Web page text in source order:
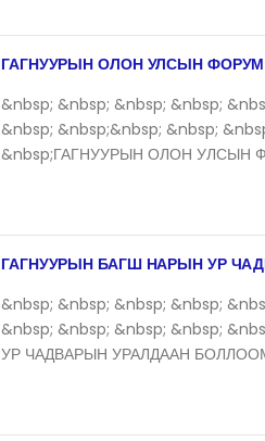
ГАГНУУРЫН ОЛОН УЛСЫН
&nbsp; &nbsp; &nbsp; &nbsp;
&nbsp; &nbsp;&nbsp; &nbsp;
&nbsp;ГАГНУУРЫН ОЛОН УЛСЫН
ГАГНУУРЫН БАГШ НАРЫН УР
&nbsp; &nbsp; &nbsp; &nbsp;
&nbsp; &nbsp; &nbsp; &nbsp;
УР ЧАДВАРЫН УРАЛДААН